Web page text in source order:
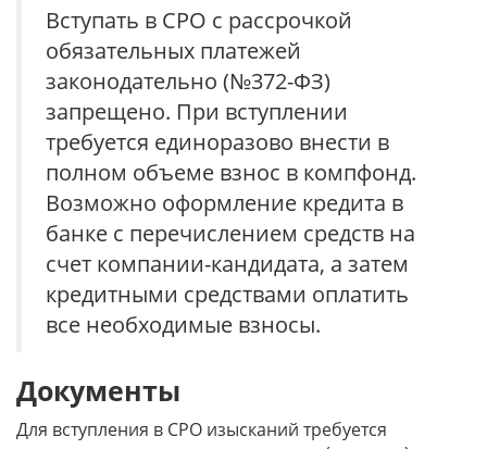
Вступать в СРО с рассрочкой
обязательных платежей
законодательно (№372-ФЗ)
запрещено. При вступлении
требуется единоразово внести в
полном объеме взнос в компфонд.
Возможно оформление кредита в
банке с перечислением средств на
счет компании-кандидата, а затем
кредитными средствами оплатить
все необходимые взносы.
Документы
Для вступления в СРО изысканий требуется